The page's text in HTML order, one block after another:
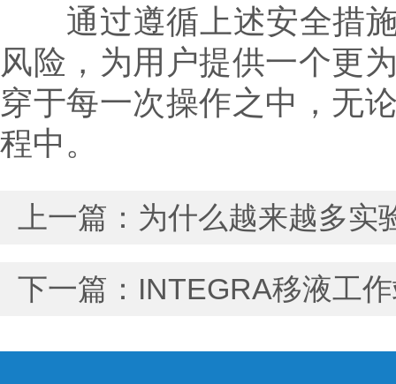
通过遵循上述安全措施
风险，为用户提供一个更
穿于每一次操作之中，无
程中。
上一篇： 为什么越来越多实
下一篇： INTEGRA移液工